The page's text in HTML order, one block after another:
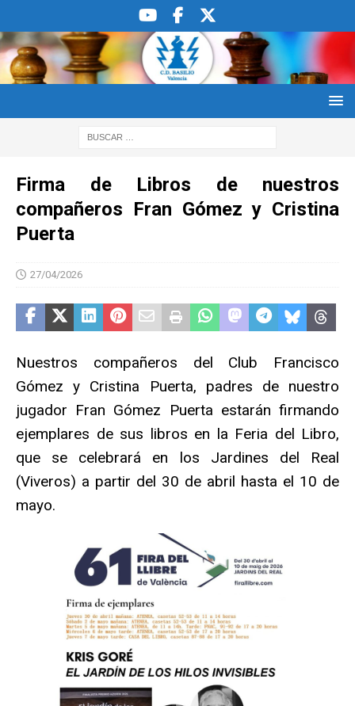
Firma de Libros de nuestros
compañeros Fran Gómez y Cristina
Puerta
27/04/2026
Nuestros compañeros del Club Francisco
Gómez y Cristina Puerta, padres de nuestro
jugador Fran Gómez Puerta estarán firmando
ejemplares de sus libros en la Feria del Libro,
que se celebrará en los Jardines del Real
(Viveros) a partir del 30 de abril hasta el 10 de
mayo.